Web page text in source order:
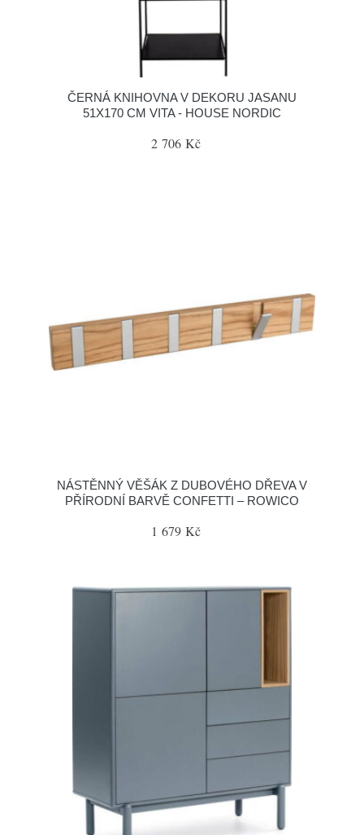
ČERNÁ KNIHOVNA V DEKORU JASANU
51X170 CM VITA - HOUSE NORDIC
2 706 Kč
NÁSTĚNNÝ VĚŠÁK Z DUBOVÉHO DŘEVA V
PŘÍRODNÍ BARVĚ CONFETTI – ROWICO
1 679 Kč